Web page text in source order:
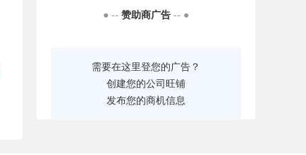
● -- 赞助商广告 -- ●
需要在这里登您的广告？
创建您的公司旺铺
发布您的商机信息